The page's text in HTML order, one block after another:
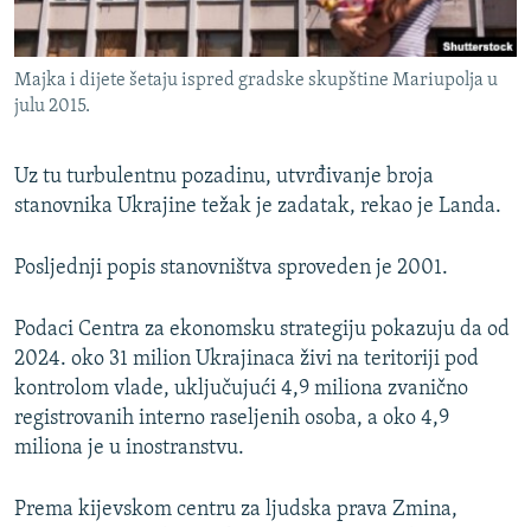
Majka i dijete šetaju ispred gradske skupštine Mariupolja u
julu 2015.
Uz tu turbulentnu pozadinu, utvrđivanje broja
stanovnika Ukrajine težak je zadatak, rekao je Landa.
Posljednji popis stanovništva sproveden je 2001.
Podaci Centra za ekonomsku strategiju pokazuju da od
2024. oko 31 milion Ukrajinaca živi na teritoriji pod
kontrolom vlade, uključujući 4,9 miliona zvanično
registrovanih interno raseljenih osoba, a oko 4,9
miliona je u inostranstvu.
Prema kijevskom centru za ljudska prava Zmina,